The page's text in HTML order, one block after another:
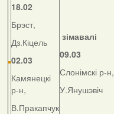
18.02
Брэст,
Дз.Кіцель
02.03
Камянецкі
р-н,
В.Пракапчук
зімавалі
09.03
Слонімскі р-н,
У.Янушэвіч